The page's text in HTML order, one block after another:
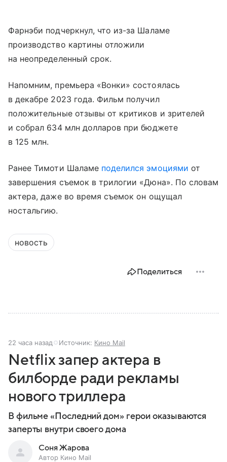
Фарнэби подчеркнул, что из-за Шаламе
производство картины отложили
на неопределенный срок.
Напомним, премьера «Вонки» состоялась
в декабре 2023 года. Фильм получил
положительные отзывы от критиков и зрителей
и собрал 634 млн долларов при бюджете
в 125 млн.
Ранее Тимоти Шаламе поделился эмоциями от
завершения съемок в трилогии «Дюна». По словам
актера, даже во время съемок он ощущал
ностальгию.
новость
Поделиться
22 часа назад Источник: Кино Mail
Netflix запер актера в
билборде ради рекламы
нового триллера
В фильме «Последний дом» герои оказываются
заперты внутри своего дома
Соня Жарова
Автор Кино Mail